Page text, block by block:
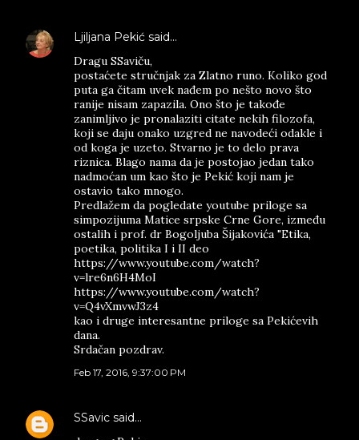
Ljiljana Pekić said…
Dragu SSaviču,
postaćete stručnjak za Zlatno runo. Koliko god
puta ga čitam uvek nađem po nešto novo što
ranije nisam zapazila. Ono što je takođe
zanimljivo je pronalaziti citate nekih filozofa,
koji se daju onako uzgred ne navodeći odakle i
od koga je uzeto. Stvarno je to delo prava
riznica. Blago nama da je postojao jedan tako
nadmoćan um kao što je Pekić koji nam je
ostavio tako mnogo.
Predlažem da pogledate youtube priloge sa
simpozijuma Matice srpske Crne Gore, između
ostalih i prof. dr Bogoljuba Šijakovića "Etika,
poetika, politika I i II deo
https://www.youtube.com/watch?
v=lre6n6H4MoI
https://www.youtube.com/watch?
v=Q4vXmvwJ3z4
kao i druge interesantne priloge sa Pekićevih
dana.
Srdačan pozdrav.
Feb 17, 2016, 9:37:00 PM
SSavic said…